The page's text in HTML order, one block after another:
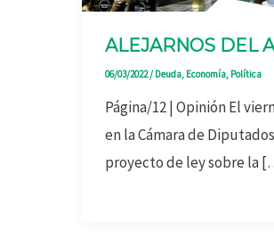
ALEJARNOS DEL
06/03/2022/ Deuda, Economía, Política
Página/12 | Opinión El
en la Cámara de
proyecto de ley sobre la